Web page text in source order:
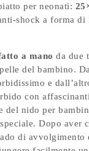
per neonati:
shock a forma di
a mano da due
del bambino.
e
con
del nido per
Dopo aver
di avvolgimento